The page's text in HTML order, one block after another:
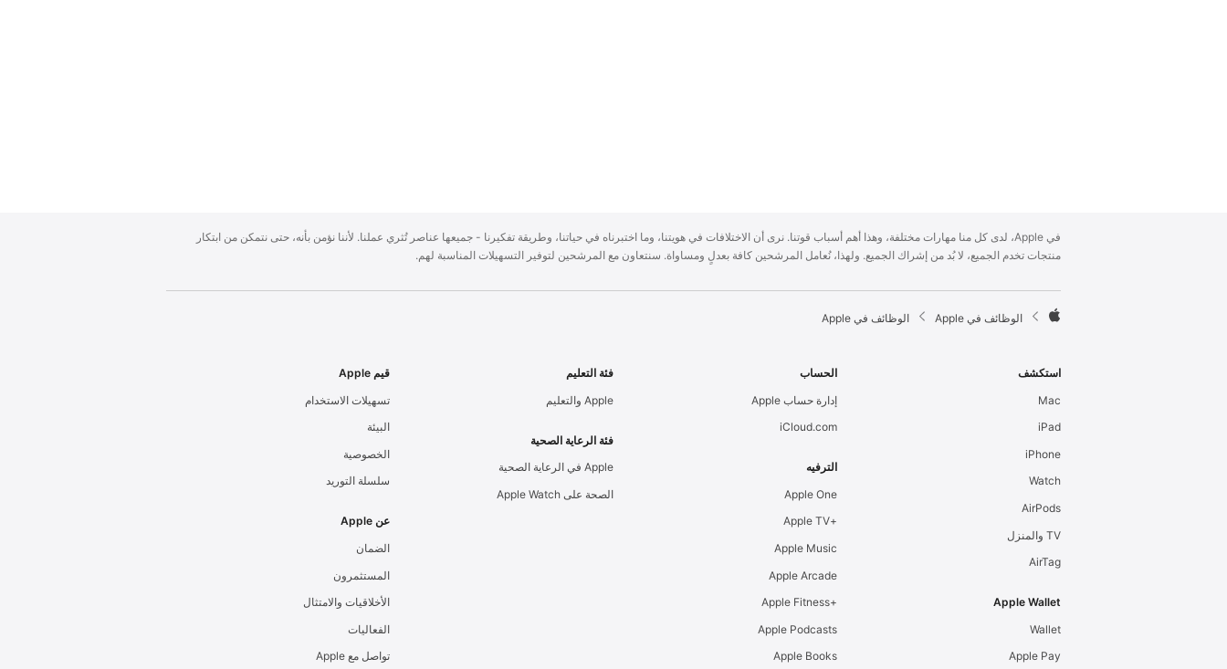
p
p
e
F
t
r
في Apple، لدى كل منا مهارات مختلفة، وهذا أهم أسباب قوتنا. نرى أن الاختلافات في هويتنا، وما اختبرناه في حياتنا، وطريقة تفكيرنا - جميعها عناصر تُثري عملنا. لأننا نؤمن بأنه، حتى نتمكن من ابتكار
منتجات تخدم الجميع، لا بُد من إشراك الجميع. ولهذا، نُعامل المرشحين كافة بعدلٍ ومساواة. سنتعاون مع المرشحين لتوفير التسهيلات المناسبة لهم.

p
e
الوظائف في Apple الوظائف في Apple
استكشف
Mac
iPad
iPhone
Watch
AirPods
TV والمنزل
AirTag
Apple Wallet
Wallet
Apple Pay
الحساب
إدارة حساب Apple
iCloud.com
الترفيه
Apple One
+Apple TV
Apple Music
Apple Arcade
+Apple Fitness
Apple Podcasts
Apple Books
فئة التعليم
Apple والتعليم
فئة الرعاية الصحية
Apple في الرعاية الصحية
الصحة على Apple Watch
قيم Apple
تسهيلات الاستخدام
البيئة
الخصوصية
سلسلة التوريد
عن Apple
الضمان
المستثمرون
الأخلاقيات والامتثال
الفعاليات
تواصل مع Apple